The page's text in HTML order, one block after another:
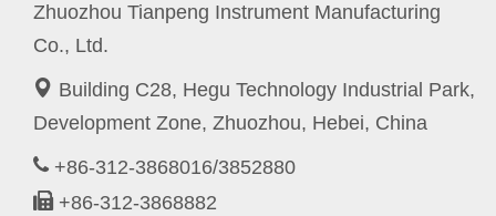
Zhuozhou Tianpeng Instrument Manufacturing
Co., Ltd.
Building C28, Hegu Technology Industrial Park,
Development Zone, Zhuozhou, Hebei, China
+86-312-3868016/3852880
+86-312-3868882